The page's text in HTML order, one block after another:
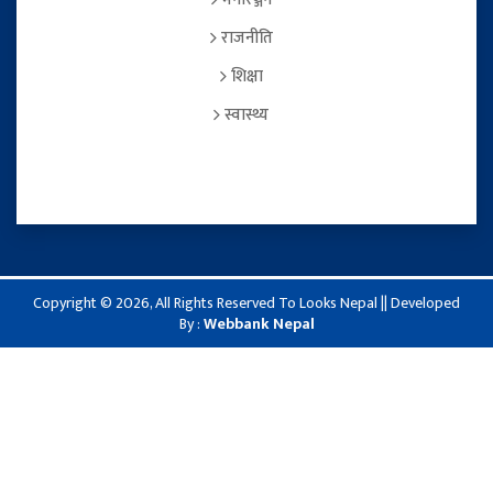
राजनीति
शिक्षा
स्वास्थ्य
Copyright © 2026, All Rights Reserved To Looks Nepal || Developed
By :Webbank Nepal